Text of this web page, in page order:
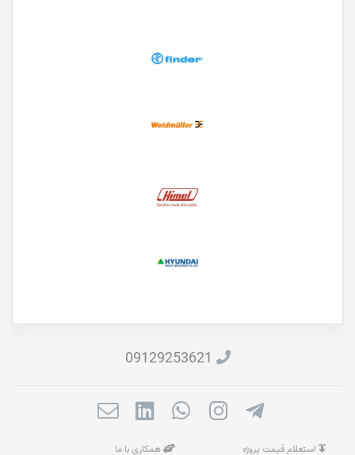
09129253621
استعلام قیمت پروژه همکاری با ما